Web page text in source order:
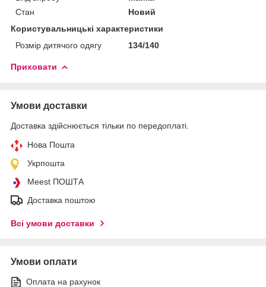
Стан
Новий
Користувальницькі характеристики
Розмір дитячого одягу
134/140
Приховати
Умови доставки
Доставка здійснюється тільки по передоплаті.
Нова Пошта
Укрпошта
Meest ПОШТА
Доставка поштою
Всі умови доставки
Умови оплати
Оплата на рахунок